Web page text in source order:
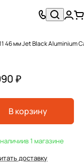
46 мм Jet Black Aluminium
₽
В корзину
в 1 магазине
доставку